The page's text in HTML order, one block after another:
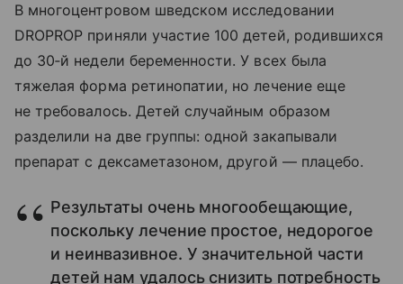
В многоцентровом шведском исследовании
DROPROP приняли участие 100 детей, родившихся
до 30‑й недели беременности. У всех была
тяжелая форма ретинопатии, но лечение еще
не требовалось. Детей случайным образом
разделили на две группы: одной закапывали
препарат с дексаметазоном, другой — плацебо.
Результаты очень многообещающие,
поскольку лечение простое, недорогое
и неинвазивное. У значительной части
детей нам удалось снизить потребность